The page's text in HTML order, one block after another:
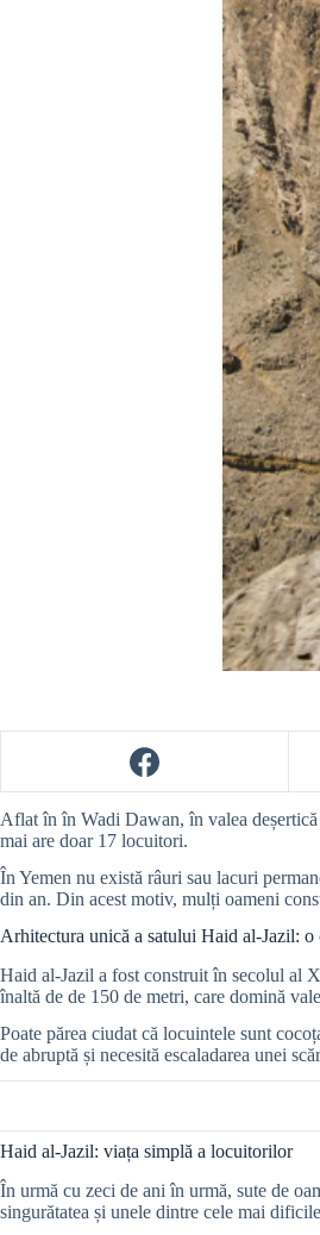
Aflat în în Wadi Dawan, în valea
mai are doar 17 locuitori.
În Yemen nu există râuri sau lacuri
din an. Din acest motiv, mulți oameni
Arhitectura unică a satului Haid al-Jazil: o
Haid al-Jazil a fost construit în secolul al
înaltă de de 150 de metri, care domină
Poate părea ciudat că locuintele sunt
de abruptă și necesită escaladarea unei
Haid al-Jazil: viața simplă a locuitorilor
În urmă cu zeci de ani în urmă, sute de
singurătatea și unele dintre cele mai